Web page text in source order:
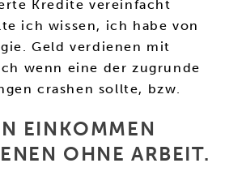
Kredite vereinfacht
ich wissen, ich habe von
Geld verdienen mit
wenn eine der zugrunde
crashen sollte, bzw.
EINKOMMEN
OHNE ARBEIT.